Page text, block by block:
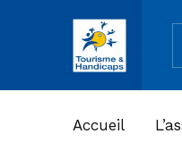
ASSOCIATION TOURISME ET HANDICAPS
Accueil